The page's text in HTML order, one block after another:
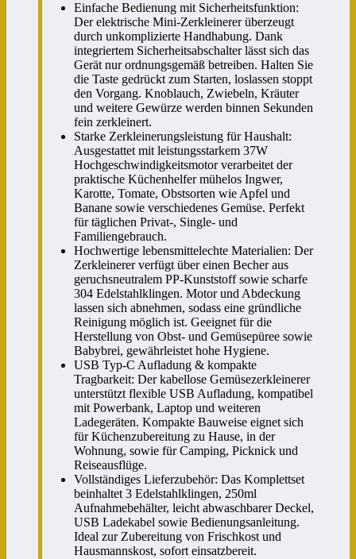
Einfache Bedienung mit Sicherheitsfunktion:
Der elektrische Mini-Zerkleinerer überzeugt
durch unkomplizierte Handhabung. Dank
integriertem Sicherheitsabschalter lässt sich das
Gerät nur ordnungsgemäß betreiben. Halten Sie
die Taste gedrückt zum Starten, loslassen stoppt
den Vorgang. Knoblauch, Zwiebeln, Kräuter
und weitere Gewürze werden binnen Sekunden
fein zerkleinert.
Starke Zerkleinerungsleistung für Haushalt:
Ausgestattet mit leistungsstarkem 37W
Hochgeschwindigkeitsmotor verarbeitet der
praktische Küchenhelfer mühelos Ingwer,
Karotte, Tomate, Obstsorten wie Apfel und
Banane sowie verschiedenes Gemüse. Perfekt
für täglichen Privat-, Single- und
Familiengebrauch.
Hochwertige lebensmittelechte Materialien: Der
Zerkleinerer verfügt über einen Becher aus
geruchsneutralem PP-Kunststoff sowie scharfe
304 Edelstahlklingen. Motor und Abdeckung
lassen sich abnehmen, sodass eine gründliche
Reinigung möglich ist. Geeignet für die
Herstellung von Obst- und Gemüsepüree sowie
Babybrei, gewährleistet hohe Hygiene.
USB Typ-C Aufladung & kompakte
Tragbarkeit: Der kabellose Gemüsezerkleinerer
unterstützt flexible USB Aufladung, kompatibel
mit Powerbank, Laptop und weiteren
Ladegeräten. Kompakte Bauweise eignet sich
für Küchenzubereitung zu Hause, in der
Wohnung, sowie für Camping, Picknick und
Reiseausflüge.
Vollständiges Lieferzubehör: Das Komplettset
beinhaltet 3 Edelstahlklingen, 250ml
Aufnahmebehälter, leicht abwaschbarer Deckel,
USB Ladekabel sowie Bedienungsanleitung.
Ideal zur Zubereitung von Frischkost und
Hausmannskost, sofort einsatzbereit.